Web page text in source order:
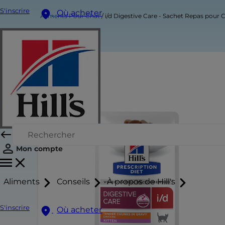
S'inscrire Où acheter
Mon compte
Aliments Conseils À propos de Hill's
S'inscrire Où acheter
Aliments Pour Chat i/d Digestive Care - Sachet Repas pour